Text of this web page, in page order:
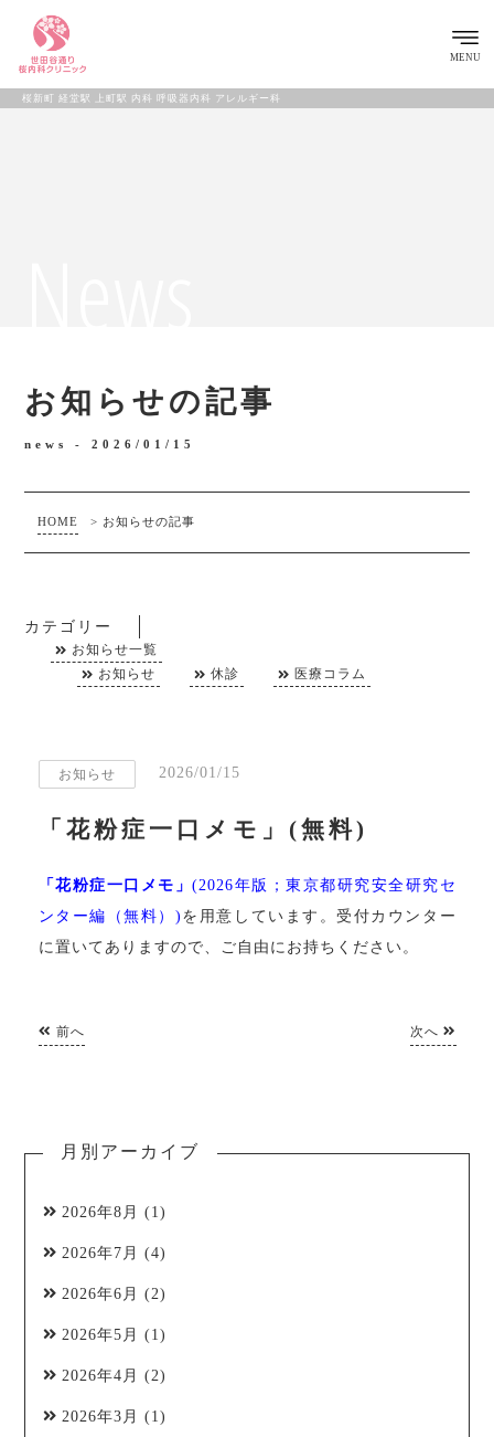
桜新町 経堂駅 上町駅 内科 呼吸器内科 アレルギー科
MENU
お知らせの記事
news -2026/01/15
HOME > お知らせの記事
カテゴリー
お知らせ一覧
お知らせ
休診 医療コラム
お知らせ 2026/01/15
「花粉症一口メモ」(無料)
「花粉症一口メモ」 (2026年版；東京都研究安全研究セ
ンター編（無料）) を用意しています。受付カウンター
に置いてありますので、ご自由にお持ちください。
前へ 次へ
月別アーカイブ
2026年8月 (1)
2026年7月 (4)
2026年6月 (2)
2026年5月 (1)
2026年4月 (2)
2026年3月 (1)